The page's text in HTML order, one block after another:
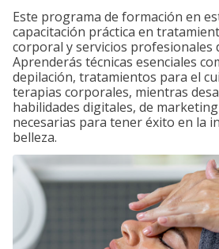
Este programa de formación en
capacitación práctica en
corporal y servicios profesionales
Aprenderás técnicas esenciales
depilación, tratamientos para el
terapias corporales, mientras
habilidades digitales, de
necesarias para tener éxito en la
belleza.